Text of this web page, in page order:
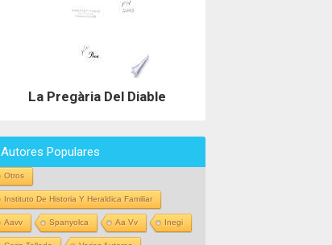
La Pregària Del Diable
Autores Populares
Otros
Instituto De Historia Y Heraldica Familiar
Aavv Spanyolca Aa Vv Inegi